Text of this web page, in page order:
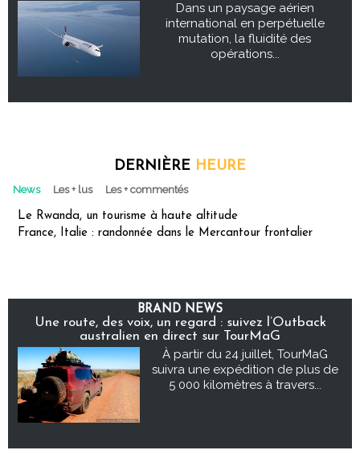
Dans un paysage aérien
international en perpétuelle
mutation, la fluidité des
opérations...
DERNIÈRE HEURE
News Les + lus Les + commentés
Le Rwanda, un tourisme à haute altitude
France, Italie : randonnée dans le Mercantour frontalier
BRAND NEWS
Une route, des voix, un regard : suivez l’Outback
australien en direct sur TourMaG
À partir du 24 juillet, TourMaG
suivra une expédition de plus de
5 000 kilomètres à travers...